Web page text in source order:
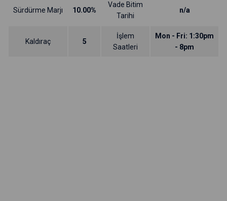
Sürdürme Marjı 10.00%
Vade Bitim
Tarihi
n/a
Kaldıraç 5
İşlem
Saatleri
Mon - Fri: 1:30pm
- 8pm